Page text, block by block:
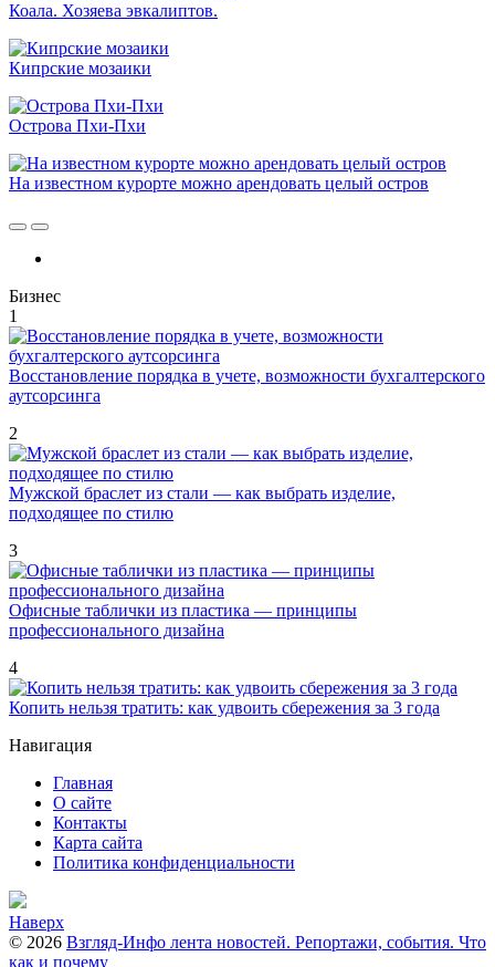
Коала. Хозяева эвкалиптов.
Кипрские мозаики
Острова Пхи-Пхи
На известном курорте можно арендовать целый остров
Бизнес
1
Восстановление порядка в учете, возможности бухгалтерского
аутсорсинга
2
Мужской браслет из стали — как выбрать изделие,
подходящее по стилю
3
Офисные таблички из пластика — принципы
профессионального дизайна
4
Копить нельзя тратить: как удвоить сбережения за 3 года
Навигация
Главная
О сайте
Контакты
Карта сайта
Политика конфиденциальности
Наверх
© 2026 Взгляд-Инфо лента новостей. Репортажи, события. Что
как и почему